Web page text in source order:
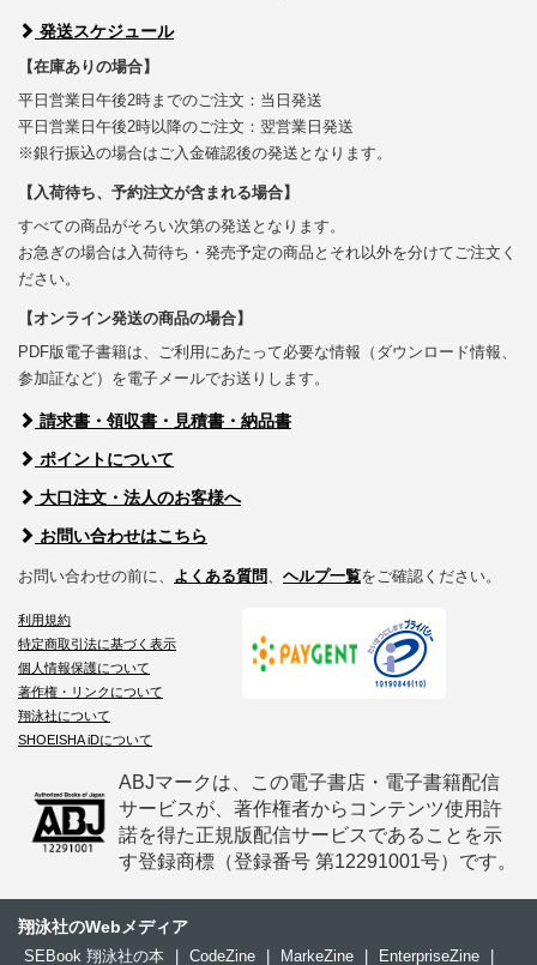
発送スケジュール
【在庫ありの場合】
平日営業日午後2時までのご注文：当日発送
平日営業日午後2時以降のご注文：翌営業日発送
※銀行振込の場合はご入金確認後の発送となります。
【入荷待ち、予約注文が含まれる場合】
すべての商品がそろい次第の発送となります。
お急ぎの場合は入荷待ち・発売予定の商品とそれ以外を分けてご注文く
ださい。
【オンライン発送の商品の場合】
PDF版電子書籍は、ご利用にあたって必要な情報（ダウンロード情報、
参加証など）を電子メールでお送りします。
請求書・領収書・見積書・納品書
ポイントについて
大口注文・法人のお客様へ
お問い合わせはこちら
お問い合わせの前に、 よくある質問、 ヘルプ一覧をご確認ください。
利用規約
特定商取引法に基づく表示
個人情報保護について
著作権・リンクについて
翔泳社について
SHOEISHA iDについて
ABJマークは、この電子書店・電子書籍配信
サービスが、著作権者からコンテンツ使用許
諾を得た正規版配信サービスであることを示
す登録商標（登録番号 第12291001号）です。
翔泳社のWebメディア
SEBook 翔泳社の本 CodeZine MarkeZine EnterpriseZine